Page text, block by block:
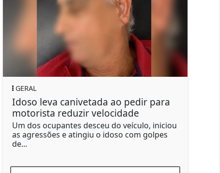
GERAL
Suspeito de outros crimes, pai
manda matar filho e finge choro
Segundo a investigação, Ozanan contratou
um para matar o próprio filho em troca de
R$ 15...